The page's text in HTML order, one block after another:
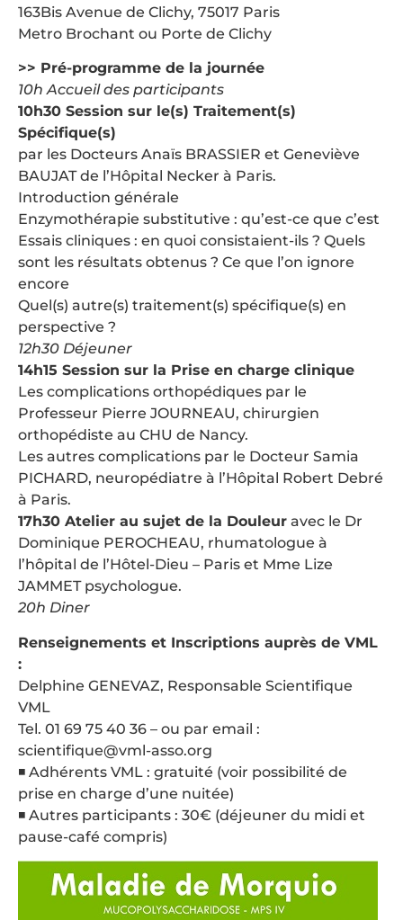
163Bis Avenue de Clichy, 75017 Paris
Metro Brochant ou Porte de Clichy
>> Pré-programme de la journée
10h Accueil des participants
10h30 Session sur le(s) Traitement(s)
Spécifique(s)
par les Docteurs Anaïs BRASSIER et Geneviève
BAUJAT de l’Hôpital Necker à Paris.
Introduction générale
Enzymothérapie substitutive : qu’est-ce que c’est
Essais cliniques : en quoi consistaient-ils ? Quels
sont les résultats obtenus ? Ce que l’on ignore
encore
Quel(s) autre(s) traitement(s) spécifique(s) en
perspective ?
12h30 Déjeuner
14h15 Session sur la Prise en charge clinique
Les complications orthopédiques par le
Professeur Pierre JOURNEAU, chirurgien
orthopédiste au CHU de Nancy.
Les autres complications par le Docteur Samia
PICHARD, neuropédiatre à l’Hôpital Robert Debré
à Paris.
17h30 Atelier au sujet de la Douleur avec le Dr
Dominique PEROCHEAU, rhumatologue à
l’hôpital de l’Hôtel-Dieu – Paris et Mme Lize
JAMMET psychologue.
20h Diner
Renseignements et Inscriptions auprès de VML
:
Delphine GENEVAZ, Responsable Scientifique
VML
Tel. 01 69 75 40 36 – ou par email :
scientifique@vml-asso.org
◾ Adhérents VML : gratuité (voir possibilité de
prise en charge d’une nuitée)
◾ Autres participants : 30€ (déjeuner du midi et
pause-café compris)